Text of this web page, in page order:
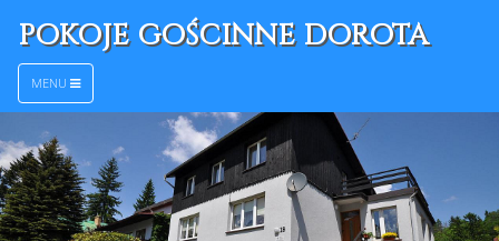
POKOJE GOŚCINNE DOROTA
MENU